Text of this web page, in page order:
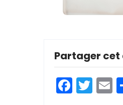
Partager